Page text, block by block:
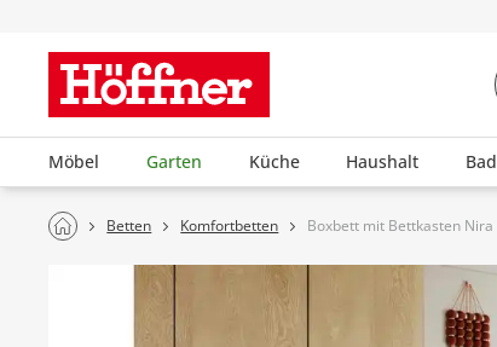
Möbel Garten Küche Haushalt Bad
Betten Komfortbetten Boxbett mit Bettkasten Nira